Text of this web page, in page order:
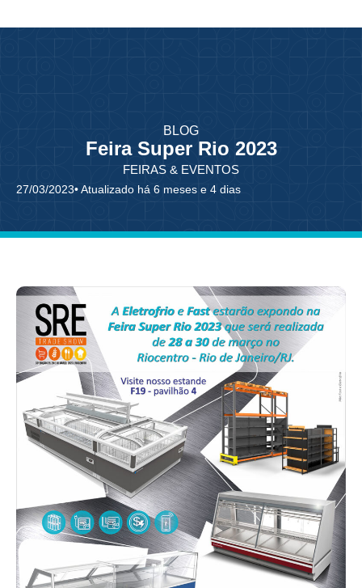
BLOG
Feira Super Rio 2023
FEIRAS & EVENTOS
27/03/2023• Atualizado há 6 meses e 4 dias